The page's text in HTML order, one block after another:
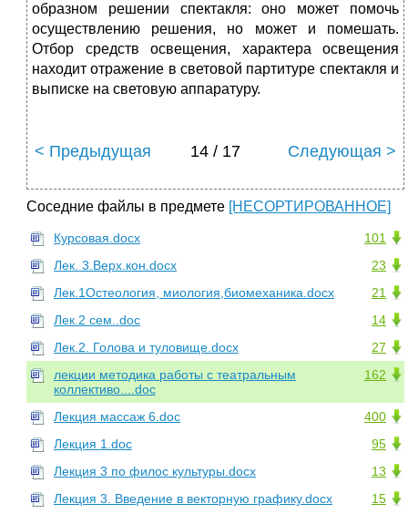
образном решении спектакля: оно может помочь
осуществлению решения, но может и помешать.
Отбор средств освещения, характера освещения
находит отражение в световой партитуре спектакля и
выписке на световую аппаратуру.
< Предыдущая 14 / 17 Следующая >
Соседние файлы в предмете [НЕСОРТИРОВАННОЕ]
101
Курсовая.docx
23
Лек. 3.Верх.кон.docx
21
Лек.1Остеология, миология,биомеханика.docx
14
Лек.2 сем..doc
27
Лек.2. Голова и туловище.docx
162
лекции методика работы с театральным
коллективо....doc
400
Лекция массаж 6.doc
95
Лекция 1.doc
13
Лекция 3 по филос культуры.docx
15
Лекция 3. Введение в векторную графику.docx